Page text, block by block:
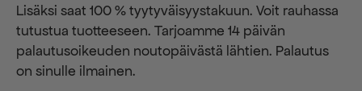
Lisäksi saat 100 % tyytyväisyystakuun. Voit rauhassa
tutustua tuotteeseen. Tarjoamme 14 päivän
palautusoikeuden noutopäivästä lähtien. Palautus
on sinulle ilmainen.